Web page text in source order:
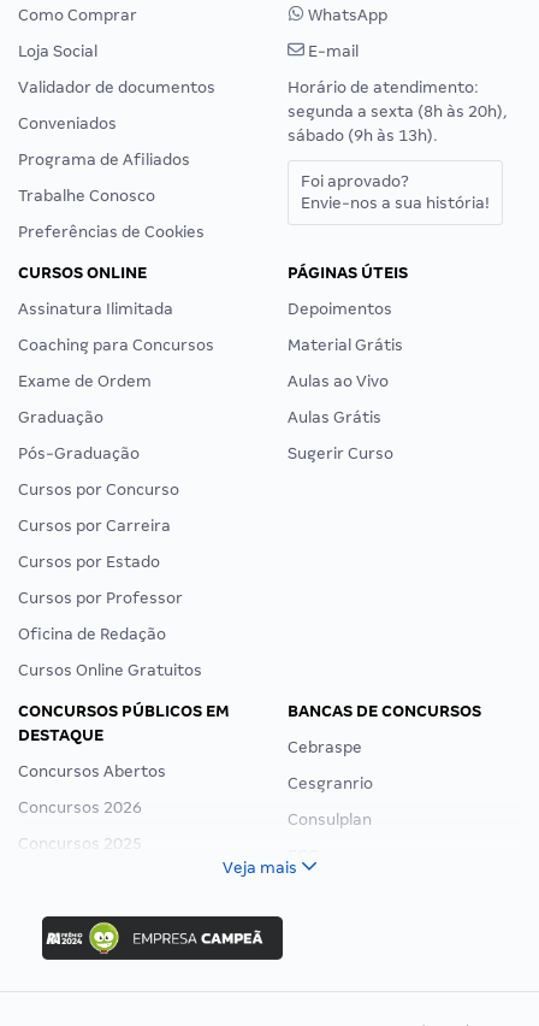
Como Comprar
Loja Social
Validador de documentos
Conveniados
Programa de Afiliados
Trabalhe Conosco
Preferências de Cookies
WhatsApp
E-mail
Horário de atendimento:
segunda a sexta (8h às 20h),
sábado (9h às 13h).
Foi aprovado?
Envie-nos a sua história!
CURSOS ONLINE
Assinatura Ilimitada
Coaching para Concursos
Exame de Ordem
Graduação
Pós-Graduação
Cursos por Concurso
Cursos por Carreira
Cursos por Estado
Cursos por Professor
Oficina de Redação
Cursos Online Gratuitos
PÁGINAS ÚTEIS
Depoimentos
Material Grátis
Aulas ao Vivo
Aulas Grátis
Sugerir Curso
CONCURSOS PÚBLICOS EM
DESTAQUE
Concursos Abertos
Concursos 2026
Concursos 2025
Concurso Nacional Unificado
Concurso Ibama
Concurso MPU
Editais publicados
BANCAS DE CONCURSOS
Cebraspe
Cesgranrio
Consulplan
Veja mais